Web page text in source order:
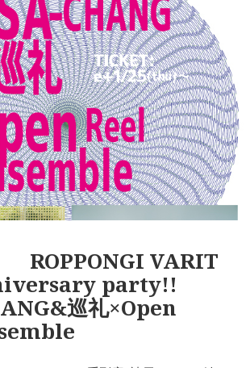
ROPPONGI VARIT
party!!
巡礼×Open